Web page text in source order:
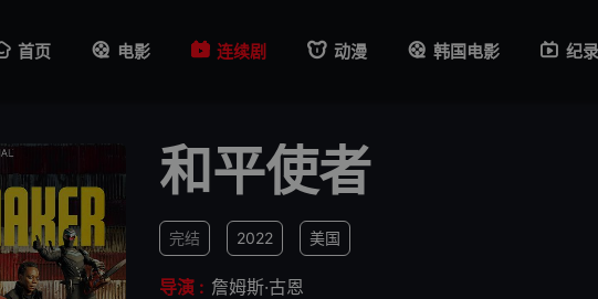
首页 电影 连续剧 动漫 韩国电影 纪
和平使者
完结 2022 美国
导演 : 詹姆斯·古恩